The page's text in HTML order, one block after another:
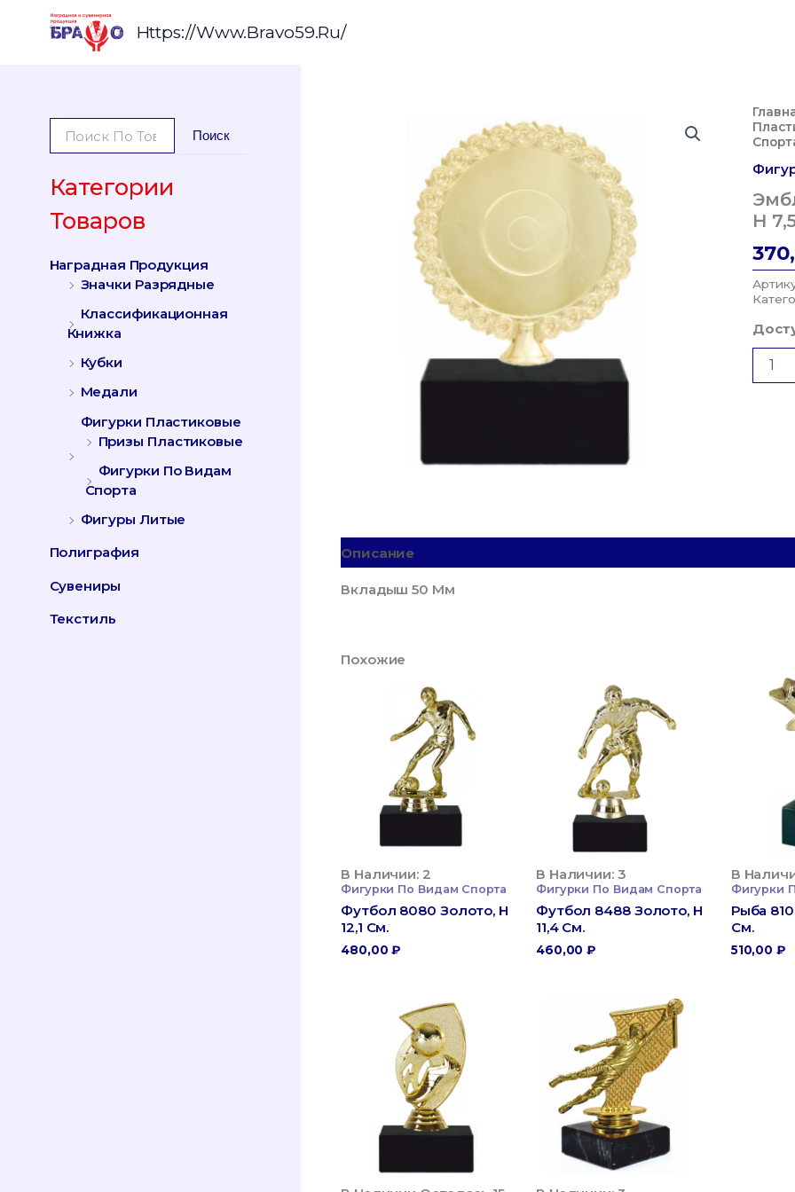
Содержимому
Https://www.bravo59.ru/
А
Т
Ь
Поиск
Категории
Товаров
Наградная Продукция
Значки Разрядные
Классификационная
Книжка
Кубки
Медали
Фигурки Пластиковые
Призы Пластиковые
Фигурки По Видам
Спорта
Фигуры Литые
Полиграфия
Сувениры
Текстиль
H
Описание
Вкладыш 50 Мм
Похожие
В Наличии: 2
Фигурки По Видам Спорта
Футбол 8080 Золото, H
12,1 См.
480,00₽
В Наличии: 3
Фигурки По Видам Спорта
Футбол 8488 Золото, H
11,4 См.
460,00₽
В
Фигурки
Рыба
См.
510,00₽